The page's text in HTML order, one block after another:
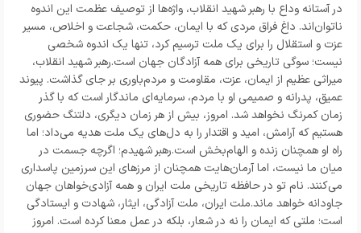
در آستانه وداع با رهبر شهید انقلاب، واژه‌ها از توصیف عظمت این اندوه
ناتوان‌اند. داغ فراق مردی که با ایمان، حکمت، شجاعت و اخلاص، مسیر
عزت و استقلال را برای یک ملت ترسیم کرد، تنها یک اندوه شخصی
نیست؛ سوگی تاریخی برای همه آزادگان جهان است.رهبر شهید انقلاب،
میراثی عظیم از ایمان، عزت، مقاومت و مردم‌باوری بر جای گذاشت. پیوند
عمیق، پدرانه و صمیمی او با مردم، سرمایه‌ای ماندگار است که با گذر
زمان کمرنگ نخواهد شد. امروز، بیش از هر زمان دیگری، دلتنگ حضوری
هستیم که آرامش، امید و اقتدار را به دل‌های یک ملت هدیه می‌داد؛ اما
راه او همچنان زنده و الهام‌بخش است.رهبر شهیدم؛ اگرچه جسمت در
میان ما نیست، اما آرمان‌هایت همچنان از مرزهای این سرزمین پاسداری
می‌کنند. نام تو در حافظه تاریخی ملت ایران و همه آزادی‌خواهان جهان
جاودانه خواهد ماند.ملت ایران، ملت آزادگی، ایثار، شهادت و ایستادگی
است؛ ملتی که ایمان را نه در شعار، بلکه در عمل معنا کرده است. امروز